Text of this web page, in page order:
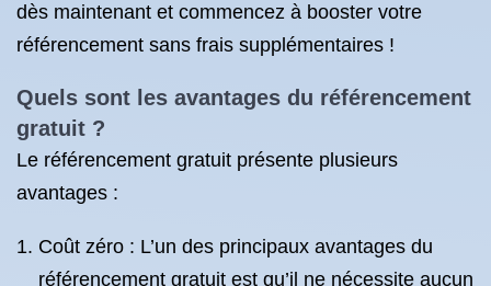
dès maintenant et commencez à booster votre
référencement sans frais supplémentaires !
Quels sont les avantages du référencement
gratuit ?
Le référencement gratuit présente plusieurs
avantages :
Coût zéro : L’un des principaux avantages du
référencement gratuit est qu’il ne nécessite aucun